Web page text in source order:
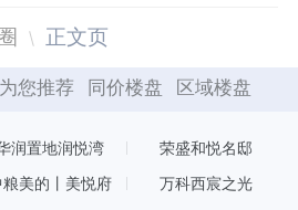
正文页
为您推荐 同价楼盘 区域楼盘
润置地润悦湾 荣盛和悦名邸
粮美的丨美悦府 万科西宸之光